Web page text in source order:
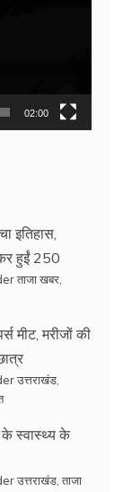
02:00
इतिहास,
हुईं 250
ताजा खबर
मीट, मरीजों की
उत्तराखंड
के स्वास्थ्य के
उत्तराखंड ताजा